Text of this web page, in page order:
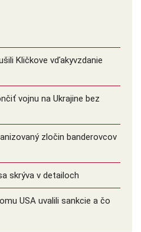
Kličkove vďakyvzdanie
vojnu na Ukrajine bez
zločin banderovcov
skrýva v detailoch
USA uvalili sankcie a čo